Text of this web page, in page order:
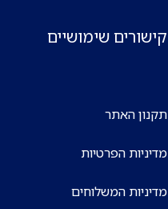
קישורים שימושיים
תקנון האתר
מדיניות הפרטיות
מדיניות המשלוחים